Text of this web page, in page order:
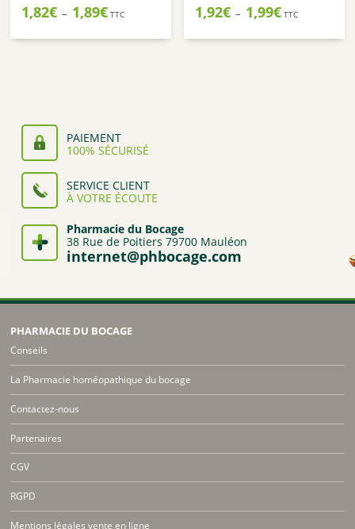
1,82€ – 1,89€Plage
prix :
TTC 1,92€ – 1,99€Plage
prix :
TTC
PAIEMENT
100% SÉCURISÉ
SERVICE CLIENT
À VOTRE ÉCOUTE
Pharmacie du Bocage
38 Rue de Poitiers 79700 Mauléon
internet@phbocage.com
PHARMACIE DU BOCAGE
Conseils
La Pharmacie homéopathique du bocage
Contactez-nous
Partenaires
CGV
RGPD
Mentions légales vente en ligne